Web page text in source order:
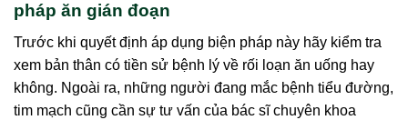
pháp ăn gián đoạn
Trước khi quyết định áp dụng biện pháp này hãy kiểm tra
xem bản thân có tiền sử bệnh lý về rối loạn ăn uống hay
không. Ngoài ra, những người đang mắc bệnh tiểu đường,
tim mạch cũng cần sự tư vấn của bác sĩ chuyên khoa